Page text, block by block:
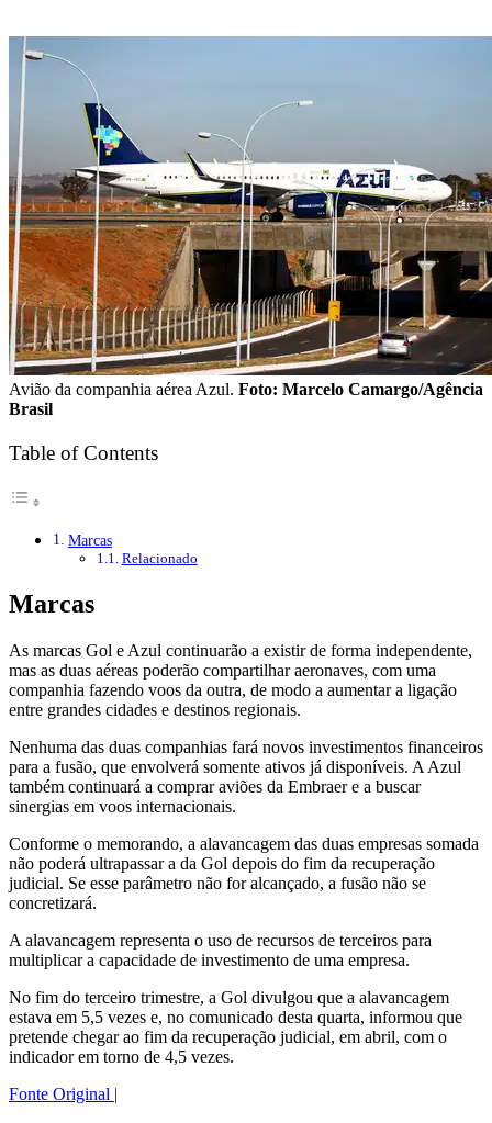
Avião da companhia aérea Azul. Foto: Marcelo Camargo/Agência
Brasil
Table of Contents
Marcas
Relacionado
Marcas
As marcas Gol e Azul continuarão a existir de forma independente,
mas as duas aéreas poderão compartilhar aeronaves, com uma
companhia fazendo voos da outra, de modo a aumentar a ligação
entre grandes cidades e destinos regionais.
Nenhuma das duas companhias fará novos investimentos financeiros
para a fusão, que envolverá somente ativos já disponíveis. A Azul
também continuará a comprar aviões da Embraer e a buscar
sinergias em voos internacionais.
Conforme o memorando, a alavancagem das duas empresas somada
não poderá ultrapassar a da Gol depois do fim da recuperação
judicial. Se esse parâmetro não for alcançado, a fusão não se
concretizará.
A alavancagem representa o uso de recursos de terceiros para
multiplicar a capacidade de investimento de uma empresa.
No fim do terceiro trimestre, a Gol divulgou que a alavancagem
estava em 5,5 vezes e, no comunicado desta quarta, informou que
pretende chegar ao fim da recuperação judicial, em abril, com o
indicador em torno de 4,5 vezes.
Fonte Original |